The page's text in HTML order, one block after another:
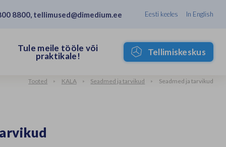
8800, tellimused@dimedium.ee Eesti keeles In English
Tule meile tööle või
praktikale! Tellimiskeskus
Tooted KALA Seadmed ja tarvikud Seadmed ja tarvikud